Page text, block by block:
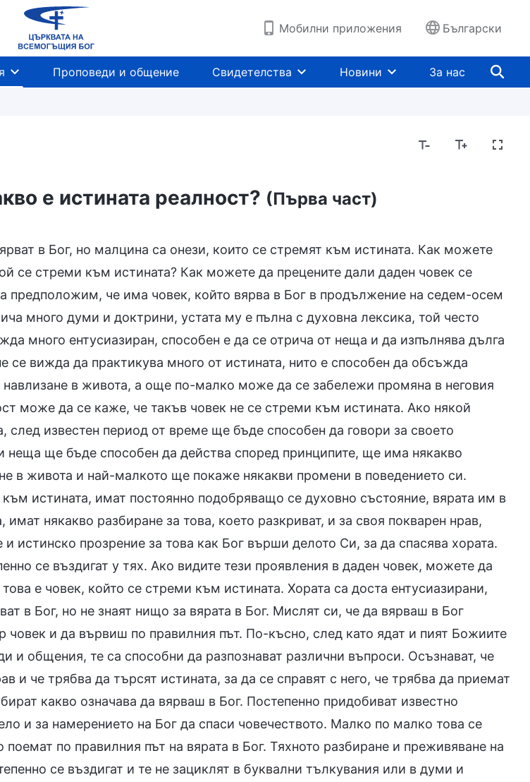
Мобилни приложения Български
Проповеди и общение Свидетелства Новини За нас
е истината реалност? (Първа част)
в Бог, но малцина са онези, които се стремят към истината. Как можете
се стреми към истината? Как можете да прецените дали даден човек се
предположим, че има човек, който вярва в Бог в продължение на седем-осем
много думи и доктрини, устата му е пълна с духовна лексика, той често
много ентусиазиран, способен е да се отрича от неща и да изпълнява дълга
се вижда да практикува много от истината, нито е способен да обсъжда
навлизане в живота, а още по-малко може да се забележи промяна в неговия
може да се каже, че такъв човек не се стреми към истината. Ако някой
след известен период от време ще бъде способен да говори за своето
неща ще бъде способен да действа според принципите, ще има някакво
в живота и най-малкото ще покаже някакви промени в поведението си.
истината, имат постоянно подобряващо се духовно състояние, вярата им в
имат някакво разбиране за това, което разкриват, и за своя покварен нрав,
истинско прозрение за това как Бог върши делото Си, за да спасява хората.
се въздигат у тях. Ако видите тези проявления в даден човек, можете да
това е човек, който се стреми към истината. Хората са доста ентусиазирани,
в Бог, но не знаят нищо за вярата в Бог. Мислят си, че да вярваш в Бог
човек и да вървиш по правилния път. По-късно, след като ядат и пият Божиите
и общения, те са способни да разпознават различни въпроси. Осъзнават, че
и че трябва да търсят истината, за да се справят с него, че трябва да приемат
какво означава да вярваш в Бог. Постепенно придобиват известно
и за намерението на Бог да спаси човечеството. Малко по малко това се
поемат по правилния път на вярата в Бог. Тяхното разбиране и преживяване на
се въздигат и те не зациклят в буквални тълкувания или в думи и